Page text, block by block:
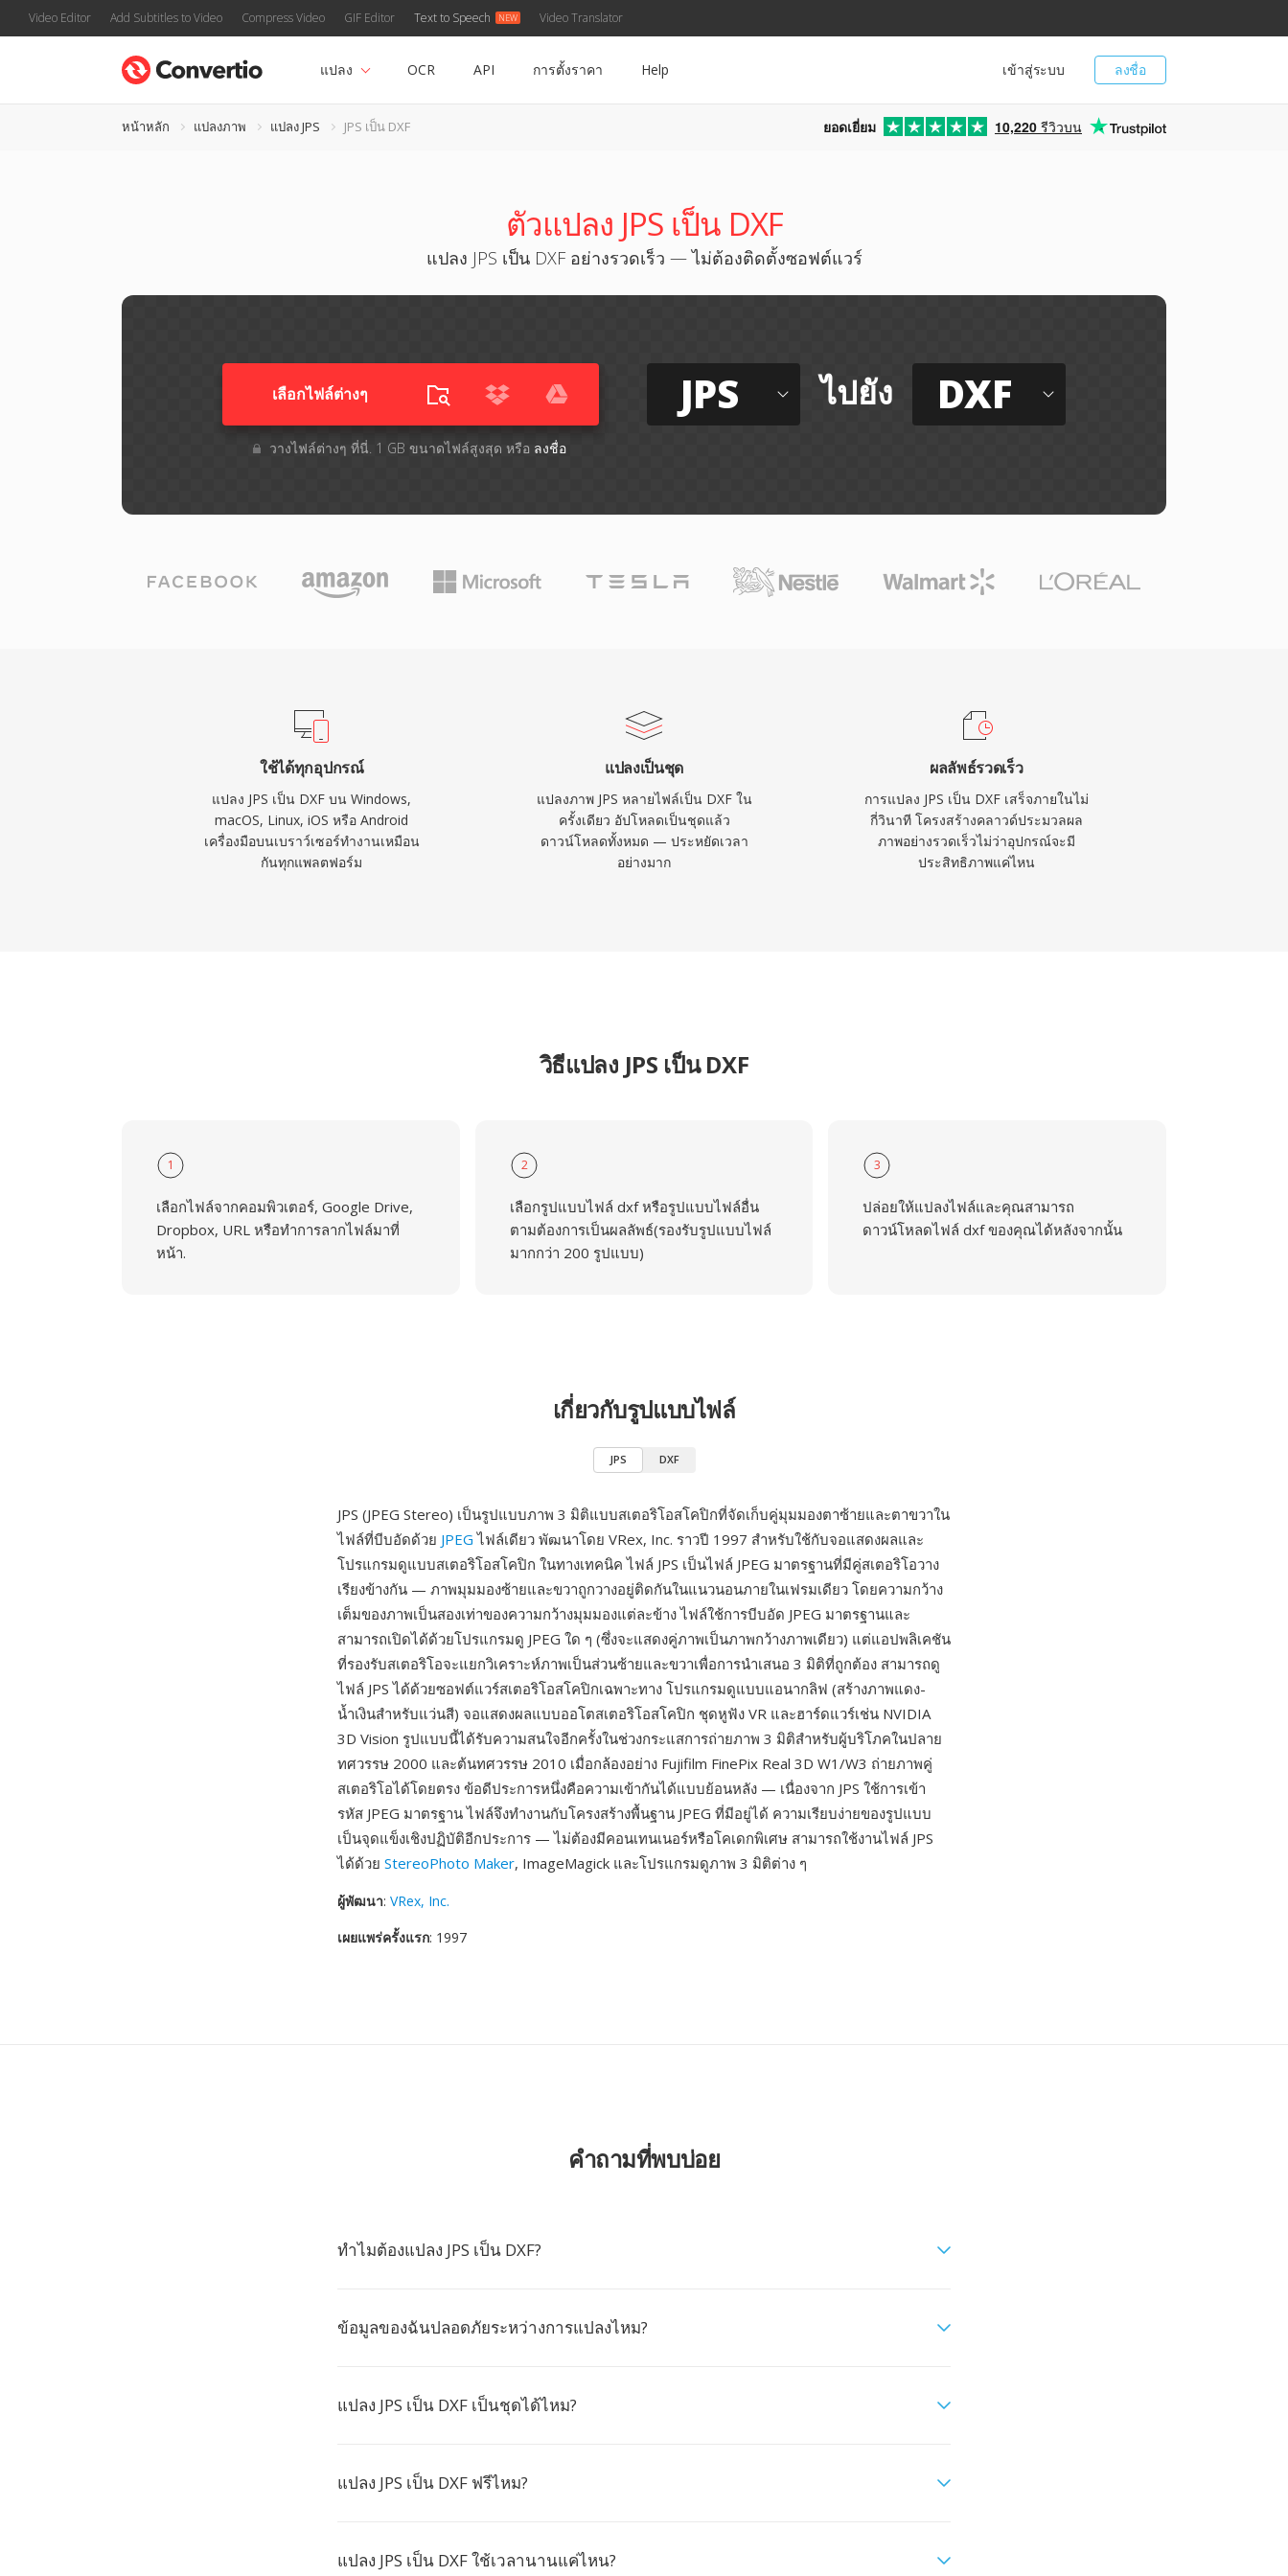
Video Editor Add Subtitles to Video Compress Video GIF Editor Text to Speech Video Translator
ลงชื่อ
เข้าสู่ระบบ
แปลง OCR API การตั้งราคา Help
หน้าหลัก แปลงภาพ แปลง JPS JPS เป็น DXF ยอดเยี่ยม 10,220 รีวิวบน
ตัวแปลง JPS เป็น DXF
แปลง JPS เป็น DXF อย่างรวดเร็ว — ไม่ต้องติดตั้งซอฟต์แวร์
เลือกไฟล์ต่างๆ​
วางไฟล์ต่างๆ​ ที่นี่. 1 GB ขนาดไฟล์สูงสุด หรือ ลงชื่อ
JPS ไปยัง DXF
ใช้ได้ทุกอุปกรณ์
แปลง JPS เป็น DXF บน Windows,
macOS, Linux, iOS หรือ Android
เครื่องมือบนเบราว์เซอร์ทำงานเหมือน
กันทุกแพลตฟอร์ม
แปลงเป็นชุด
แปลงภาพ JPS หลายไฟล์เป็น DXF ใน
ครั้งเดียว อัปโหลดเป็นชุดแล้ว
ดาวน์โหลดทั้งหมด — ประหยัดเวลา
อย่างมาก
ผลลัพธ์รวดเร็ว
การแปลง JPS เป็น DXF เสร็จภายในไม่
กี่วินาที โครงสร้างคลาวด์ประมวลผล
ภาพอย่างรวดเร็วไม่ว่าอุปกรณ์จะมี
ประสิทธิภาพแค่ไหน
วิธีแปลง JPS เป็น DXF
1
เลือกไฟล์จากคอมพิวเตอร์, Google Drive,
Dropbox, URL หรือทำการลากไฟล์มาที่
หน้า.
2
เลือกรูปแบบไฟล์ dxf หรือรูปแบบไฟล์อื่น
ตามต้องการเป็นผลลัพธ์(รองรับรูปแบบไฟล์
มากกว่า 200 รูปแบบ)
3
ปล่อยให้แปลงไฟล์และคุณสามารถ
ดาวน์โหลดไฟล์ dxf ของคุณได้หลังจากนั้น
เกี่ยวกับรูปแบบไฟล์
JPS DXF
JPS (JPEG Stereo) เป็นรูปแบบภาพ 3 มิติแบบสเตอริโอสโคปิกที่จัดเก็บคู่มุมมองตาซ้ายและตาขวาใน
ไฟล์ที่บีบอัดด้วย JPEG ไฟล์เดียว พัฒนาโดย VRex, Inc. ราวปี 1997 สำหรับใช้กับจอแสดงผลและ
โปรแกรมดูแบบสเตอริโอสโคปิก ในทางเทคนิค ไฟล์ JPS เป็นไฟล์ JPEG มาตรฐานที่มีคู่สเตอริโอวาง
เรียงข้างกัน — ภาพมุมมองซ้ายและขวาถูกวางอยู่ติดกันในแนวนอนภายในเฟรมเดียว โดยความกว้าง
เต็มของภาพเป็นสองเท่าของความกว้างมุมมองแต่ละข้าง ไฟล์ใช้การบีบอัด JPEG มาตรฐานและ
สามารถเปิดได้ด้วยโปรแกรมดู JPEG ใด ๆ (ซึ่งจะแสดงคู่ภาพเป็นภาพกว้างภาพเดียว) แต่แอปพลิเคชัน
ที่รองรับสเตอริโอจะแยกวิเคราะห์ภาพเป็นส่วนซ้ายและขวาเพื่อการนำเสนอ 3 มิติที่ถูกต้อง สามารถดู
ไฟล์ JPS ได้ด้วยซอฟต์แวร์สเตอริโอสโคปิกเฉพาะทาง โปรแกรมดูแบบแอนากลิฟ (สร้างภาพแดง-
น้ำเงินสำหรับแว่นสี) จอแสดงผลแบบออโตสเตอริโอสโคปิก ชุดหูฟัง VR และฮาร์ดแวร์เช่น NVIDIA
3D Vision รูปแบบนี้ได้รับความสนใจอีกครั้งในช่วงกระแสการถ่ายภาพ 3 มิติสำหรับผู้บริโภคในปลาย
ทศวรรษ 2000 และต้นทศวรรษ 2010 เมื่อกล้องอย่าง Fujifilm FinePix Real 3D W1/W3 ถ่ายภาพคู่
สเตอริโอได้โดยตรง ข้อดีประการหนึ่งคือความเข้ากันได้แบบย้อนหลัง — เนื่องจาก JPS ใช้การเข้า
รหัส JPEG มาตรฐาน ไฟล์จึงทำงานกับโครงสร้างพื้นฐาน JPEG ที่มีอยู่ได้ ความเรียบง่ายของรูปแบบ
เป็นจุดแข็งเชิงปฏิบัติอีกประการ — ไม่ต้องมีคอนเทนเนอร์หรือโคเดกพิเศษ สามารถใช้งานไฟล์ JPS
ได้ด้วย StereoPhoto Maker, ImageMagick และโปรแกรมดูภาพ 3 มิติต่าง ๆ
ผู้พัฒนา: VRex, Inc.
เผยแพร่ครั้งแรก: 1997
คำถามที่พบบ่อย
ทำไมต้องแปลง JPS เป็น DXF?
ข้อมูลของฉันปลอดภัยระหว่างการแปลงไหม?
แปลง JPS เป็น DXF เป็นชุดได้ไหม?
แปลง JPS เป็น DXF ฟรีไหม?
แปลง JPS เป็น DXF ใช้เวลานานแค่ไหน?